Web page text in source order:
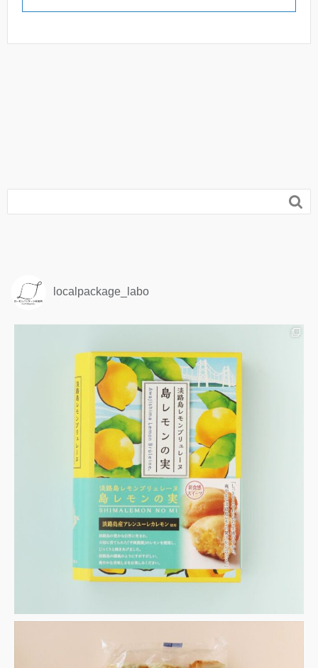

localpackage_labo